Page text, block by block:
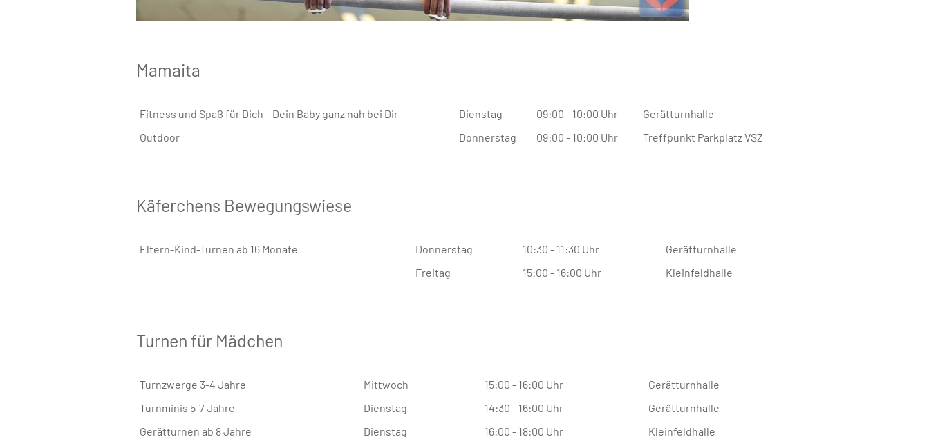
Mamaita
Fitness und Spaß für Dich – Dein Baby ganz nah bei Dir Dienstag 09:00 - 10:00 Uhr
Gerätturnhalle
Outdoor
Donnerstag 09:00 - 10:00 Uhr Treffpunkt Parkplatz VSZ
Käferchens Bewegungswiese
Eltern-Kind-Turnen ab 16 Monate Donnerstag 10:30 - 11:30 Uhr
Gerätturnhalle
Freitag
15:00 - 16:00 Uhr Kleinfeldhalle
Turnen für Mädchen
Turnzwerge 3-4 Jahre Mittwoch 15:00 - 16:00 Uhr
Gerätturnhalle
Turnminis 5-7 Jahre
Dienstag 14:30 - 16:00 Uhr
Gerätturnhalle
Gerätturnen ab 8 Jahre
Dienstag 16:00 - 18:00 Uhr
Kleinfeldhalle